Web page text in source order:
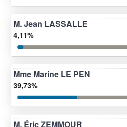
M. Jean LASSALLE
4,11%
Mme Marine LE PEN
39,73%
M. Éric ZEMMOUR